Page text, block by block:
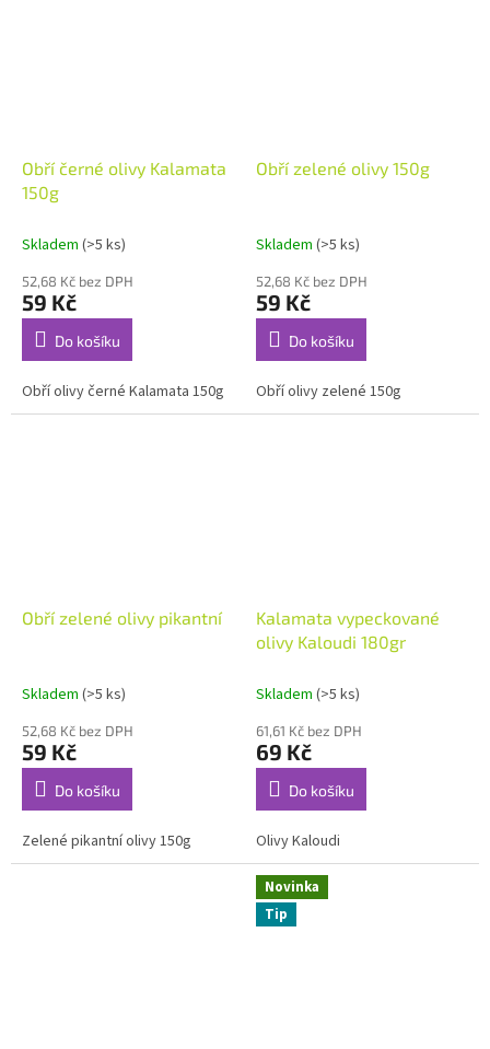
Obří černé olivy Kalamata
150g
Skladem (>5 ks)
52,68 Kč bez DPH
59 Kč
Do košíku
Obří olivy černé Kalamata 150g
Obří zelené olivy 150g
Skladem (>5 ks)
52,68 Kč bez DPH
59 Kč
Do košíku
Obří olivy zelené 150g
Obří zelené olivy pikantní
Skladem (>5 ks)
52,68 Kč bez DPH
59 Kč
Do košíku
Zelené pikantní olivy 150g
Kalamata vypeckované
olivy Kaloudi 180gr
Skladem (>5 ks)
61,61 Kč bez DPH
69 Kč
Do košíku
Olivy Kaloudi
Novinka
Tip